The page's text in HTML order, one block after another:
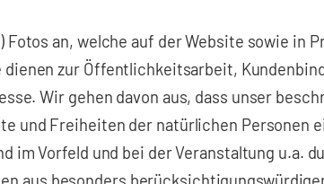
an, welche auf der Website sowie in
zur Öffentlichkeitsarbeit,
Wir gehen davon aus, dass unser
und Freiheiten der natürlichen Personen
im Vorfeld und bei der Veranstaltung u.a.